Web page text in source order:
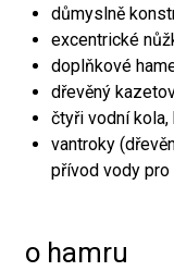
důmyslně
excentrické
doplňkové
dřevěný
čtyři vodní
vantroky
přívod vody
o hamru